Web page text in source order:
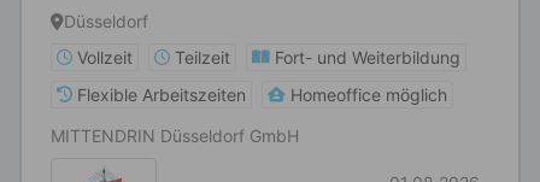
Teilzeit
Düsseldorf
Vollzeit
Teilzeit
Fort- und Weiterbildung
Flexible Arbeitszeiten
Homeoffice möglich
MITTENDRIN Düsseldorf GmbH